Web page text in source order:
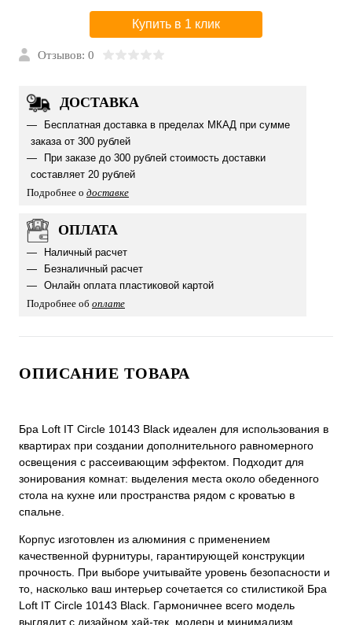
Купить в 1 клик
Отзывов: 0
ДОСТАВКА
Бесплатная доставка в пределах МКАД при сумме
заказа от 300 рублей
При заказе до 300 рублей стоимость доставки
составляет 20 рублей
Подробнее о доставке
ОПЛАТА
Наличный расчет
Безналичный расчет
Онлайн оплата пластиковой картой
Подробнее об оплате
ОПИСАНИЕ ТОВАРА
Бра Loft IT Circle 10143 Black идеален для использования в
квартирах при создании дополнительного равномерного
освещения с рассеивающим эффектом. Подходит для
зонирования комнат: выделения места около обеденного
стола на кухне или пространства рядом с кроватью в
спальне.
Корпус изготовлен из алюминия с применением
качественной фурнитуры, гарантирующей конструкции
прочность. При выборе учитывайте уровень безопасности и
то, насколько ваш интерьер сочетается со стилистикой Бра
Loft IT Circle 10143 Black. Гармоничнее всего модель
выглядит с дизайном хай-тек, модерн и минимализм.